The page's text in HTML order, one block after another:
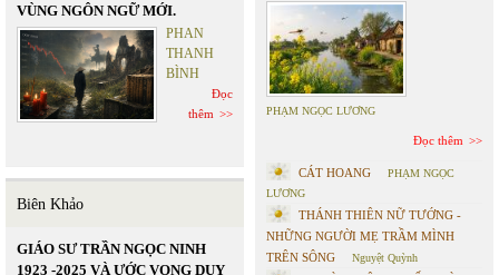
VÙNG NGÔN NGỮ MỚI.
PHAN
THANH
BÌNH
Đọc
thêm
Biên Khảo
GIÁO SƯ TRẦN NGỌC NINH
1923 -2025 VÀ ƯỚC VỌNG DUY
PHẠM NGỌC LƯƠNG
Đọc thêm
CÁT HOANG
PHẠM NGỌC
LƯƠNG
THÁNH THIÊN NỮ TƯỚNG -
NHỮNG NGƯỜI MẸ TRẦM MÌNH
TRÊN SÔNG
Nguyệt Quỳnh